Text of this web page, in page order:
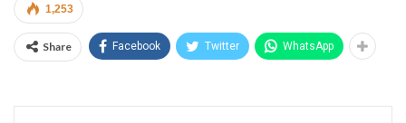
1,253
Share Facebook Twitter WhatsApp